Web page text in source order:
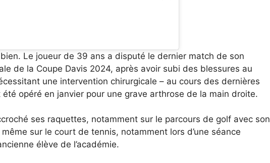
Le joueur de 39 ans a disputé le dernier match de son
de la Coupe Davis 2024, après avoir subi des blessures au
une intervention chirurgicale – au cours des dernières
opéré en janvier pour une grave arthrose de la main droite.
ses raquettes, notamment sur le parcours de golf avec son
sur le court de tennis, notamment lors d’une séance
élève de l’académie.